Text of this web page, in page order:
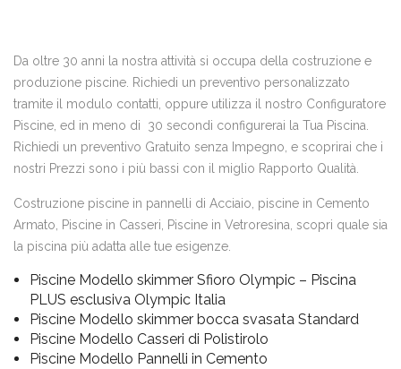
Da oltre 30 anni la nostra attività si occupa della costruzione e
produzione piscine. Richiedi un preventivo personalizzato
tramite il modulo contatti, oppure utilizza il nostro Configuratore
Piscine, ed in meno di 30 secondi configurerai la Tua Piscina.
Richiedi un preventivo Gratuito senza Impegno, e scoprirai che i
nostri Prezzi sono i più bassi con il miglio Rapporto Qualità.
Costruzione piscine in pannelli di Acciaio, piscine in Cemento
Armato, Piscine in Casseri, Piscine in Vetroresina, scopri quale sia
la piscina più adatta alle tue esigenze.
Piscine Modello skimmer Sfioro Olympic – Piscina
PLUS esclusiva Olympic Italia
Piscine Modello skimmer bocca svasata Standard
Piscine Modello Casseri di Polistirolo
Piscine Modello Pannelli in Cemento